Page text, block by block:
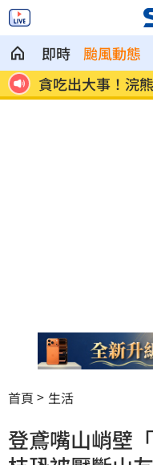
即時 颱風動態
手 貪吃出大事！浣
首頁 生活
登鳶嘴山峭壁